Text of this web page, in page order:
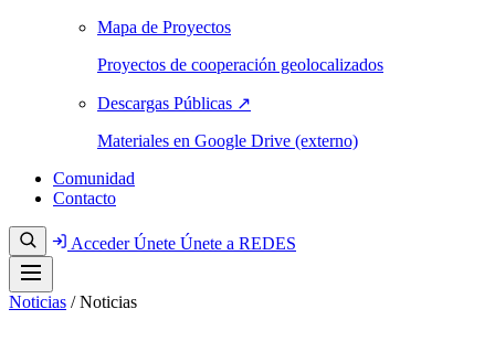
Mapa de Proyectos
Proyectos de cooperación geolocalizados
Descargas Públicas ↗
Materiales en Google Drive (externo)
Comunidad
Contacto
AccederÚnete Únete a REDES
Noticias / Noticias